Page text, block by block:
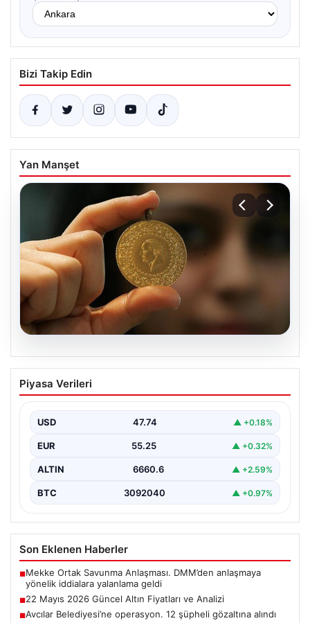
Bizi Takip Edin
Yan Manşet
06.08.2026
22 Mayıs 2026 Güncel Altın Fiyatları ve
Analizi
hareketlilik yatırımcıların ve ilgili piyasa uzmanlarının
en…
Piyasa Verileri
USD 47.74 ▲ +0.18%
EUR 55.25 ▲ +0.32%
ALTIN 6660.6 ▲ +2.59%
BTC 3092040 ▲ +0.97%
Son Eklenen Haberler
■Mekke Ortak Savunma Anlaşması. DMM’den anlaşmaya
yönelik iddialara yalanlama geldi
■22 Mayıs 2026 Güncel Altın Fiyatları ve Analizi
■Avcılar Belediyesi’ne operasyon. 12 şüpheli gözaltına alındı